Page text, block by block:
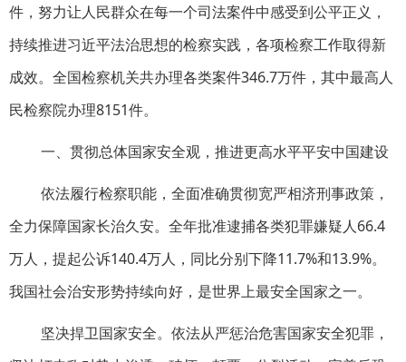
件，努力让人民群众在每一个司法案件中感受到公平正义，
持续推进习近平法治思想的检察实践，各项检察工作取得新
成效。全国检察机关共办理各类案件346.7万件，其中最高人
民检察院办理8151件。
一、贯彻总体国家安全观，推进更高水平平安中国建设
依法履行检察职能，全面准确贯彻宽严相济刑事政策，
全力保障国家长治久安。全年批准逮捕各类犯罪嫌疑人66.4
万人，提起公诉140.4万人，同比分别下降11.7%和13.9%。
我国社会治安形势持续向好，是世界上最安全国家之一。
坚决捍卫国家安全。依法从严惩治危害国家安全犯罪，